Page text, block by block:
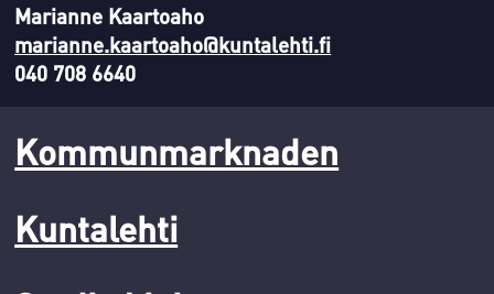
Marianne Kaartoaho
marianne.kaartoaho@kuntalehti.fi
040 708 6640
Kommunmarknaden
Kuntalehti